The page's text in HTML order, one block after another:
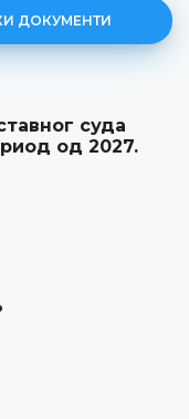
ДОКУМЕНТИ
суда
од 2027.